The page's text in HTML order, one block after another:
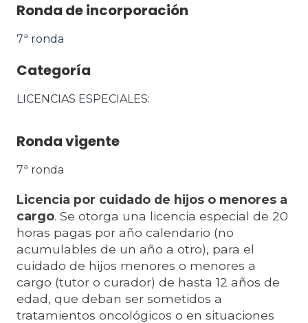
Ronda de incorporación
7ª ronda
Categoría
LICENCIAS ESPECIALES
Ronda vigente
7ª ronda
Licencia por cuidado de hijos o menores a
cargo. Se otorga una licencia especial de 20
horas pagas por año calendario (no
acumulables de un año a otro), para el
cuidado de hijos menores o menores a
cargo (tutor o curador) de hasta 12 años de
edad, que deban ser sometidos a
tratamientos oncológicos o en situaciones